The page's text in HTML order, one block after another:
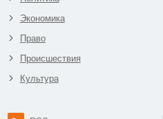
Экономика
Право
Происшествия
Культура